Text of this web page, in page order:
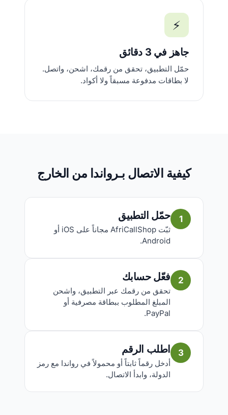
⚡
جاهز في 3 دقائق
حمّل التطبيق، تحقق من رقمك، اشحن، واتصل.
لا بطاقات مدفوعة مسبقاً ولا أكواد.
كيفية الاتصال بـرواندا من الخارج
1 حمّل التطبيق
ثبّت AfriCallShop مجاناً على iOS أو
Android.
2 فعّل حسابك
تحقق من رقمك عبر التطبيق، واشحن
المبلغ المطلوب ببطاقة مصرفية أو
PayPal.
3 اطلب الرقم
أدخل رقماً ثابتاً أو محمولاً في رواندا مع رمز
الدولة، وابدأ الاتصال.